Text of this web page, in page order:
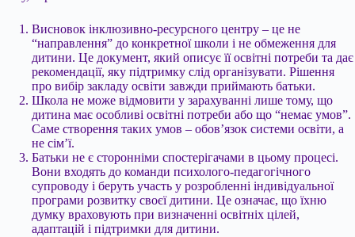
Висновок інклюзивно-ресурсного центру – це не
“направлення” до конкретної школи і не обмеження для
дитини. Це документ, який описує її освітні потреби та дає
рекомендації, яку підтримку слід організувати. Рішення
про вибір закладу освіти завжди приймають батьки.
Школа не може відмовити у зарахуванні лише тому, що
дитина має особливі освітні потреби або що “немає умов”.
Саме створення таких умов – обов’язок системи освіти, а
не сім’ї.
Батьки не є сторонніми спостерігачами в цьому процесі.
Вони входять до команди психолого-педагогічного
супроводу і беруть участь у розробленні індивідуальної
програми розвитку своєї дитини. Це означає, що їхню
думку враховують при визначенні освітніх цілей,
адаптацій і підтримки для дитини.